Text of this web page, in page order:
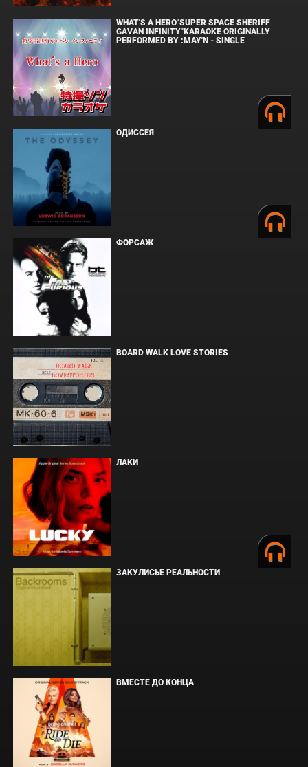
WHAT'S A HERO"SUPER SPACE SHERIFF
GAVAN INFINITY"KARAOKE ORIGINALLY
PERFORMED BY :MAY'N - SINGLE
ОДИССЕЯ
ФОРСАЖ
BOARD WALK LOVE STORIES
ЛАКИ
ЗАКУЛИСЬЕ РЕАЛЬНОСТИ
ВМЕСТЕ ДО КОНЦА